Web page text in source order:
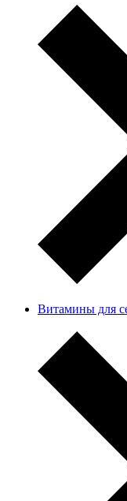
Витамины для